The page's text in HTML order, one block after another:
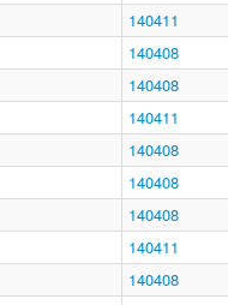
140411
140408
140408
140411
140408
140408
140408
140411
140408